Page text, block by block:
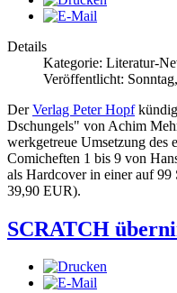
Details
Kategorie: Literatur-
Veröffentlicht:
DerVerlag Peter Hopf
Dschungels" von Achim
werkgetreue Umsetzung des
Comicheften 1 bis 9 von
als Hardcover in einer auf
39,90 EUR).
SCRATCH